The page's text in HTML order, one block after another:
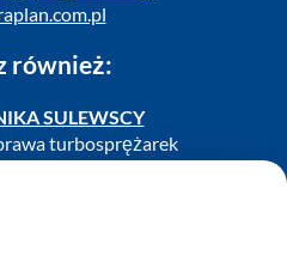
również:
SULEWSCY
turbosprężarek